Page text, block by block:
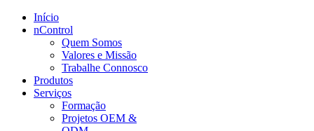
Início
nControl
Quem Somos
Valores e Missão
Trabalhe Connosco
Produtos
Serviços
Formação
Projetos OEM &